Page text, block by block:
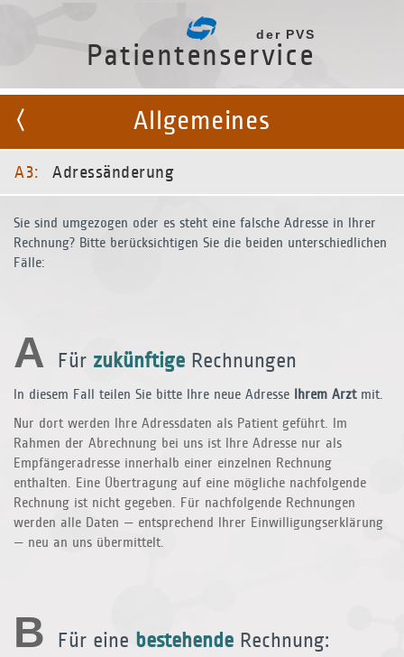
Patientenservice
der PVS
Allgemeines
A3: Adressänderung
Sie sind umgezogen oder es steht eine falsche Adresse in Ihrer
Rechnung? Bitte berücksichtigen Sie die beiden unterschiedlichen
Fälle:
A Für zukünftige Rechnungen
In diesem Fall teilen Sie bitte Ihre neue Adresse Ihrem Arztmit.
Nur dort werden Ihre Adressdaten als Patient geführt. Im
Rahmen der Abrechnung bei uns ist Ihre Adresse nur als
Empfängeradresse innerhalb einer einzelnen Rechnung
enthalten. Eine Übertragung auf eine mögliche nachfolgende
Rechnung ist nicht gegeben. Für nachfolgende Rechnungen
werden alle Daten — entsprechend Ihrer Einwilligungserklärung
— neu an uns übermittelt.
B Für eine bestehende Rechnung: